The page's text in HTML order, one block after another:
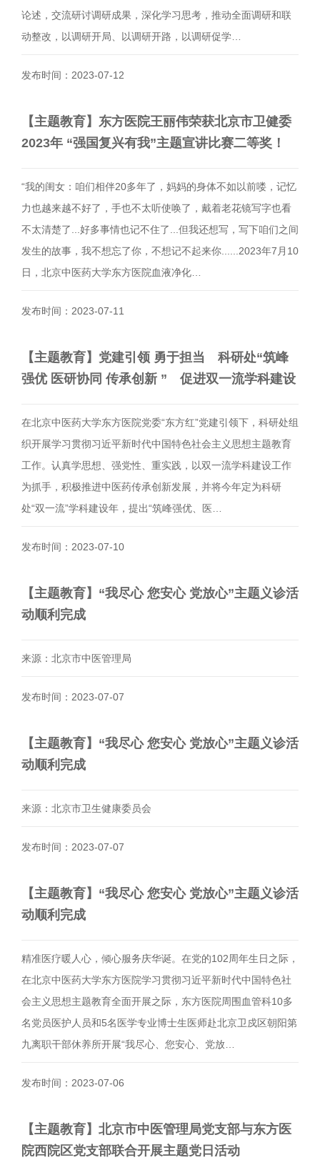
论述，交流研讨调研成果，深化学习思考，推动全面调研和联
动整改，以调研开局、以调研开路，以调研促学…
发布时间：2023-07-12
【主题教育】东方医院王丽伟荣获北京市卫健委
2023年 “强国复兴有我”主题宣讲比赛二等奖！
“我的闺女：咱们相伴20多年了，妈妈的身体不如以前喽，记忆
力也越来越不好了，手也不太听使唤了，戴着老花镜写字也看
不太清楚了...好多事情也记不住了...但我还想写，写下咱们之间
发生的故事，我不想忘了你，不想记不起来你......2023年7月10
日，北京中医药大学东方医院血液净化…
发布时间：2023-07-11
【主题教育】党建引领 勇于担当 科研处“筑峰
强优 医研协同 传承创新 ” 促进双一流学科建设
在北京中医药大学东方医院党委“东方红”党建引领下，科研处组
织开展学习贯彻习近平新时代中国特色社会主义思想主题教育
工作。认真学思想、强党性、重实践，以双一流学科建设工作
为抓手，积极推进中医药传承创新发展，并将今年定为科研
处“双一流”学科建设年，提出“筑峰强优、医…
发布时间：2023-07-10
【主题教育】“我尽心 您安心 党放心”主题义诊活
动顺利完成
来源：北京市中医管理局
发布时间：2023-07-07
【主题教育】“我尽心 您安心 党放心”主题义诊活
动顺利完成
来源：北京市卫生健康委员会
发布时间：2023-07-07
【主题教育】“我尽心 您安心 党放心”主题义诊活
动顺利完成
精准医疗暖人心，倾心服务庆华诞。在党的102周年生日之际，
在北京中医药大学东方医院学习贯彻习近平新时代中国特色社
会主义思想主题教育全面开展之际，东方医院周围血管科10多
名党员医护人员和5名医学专业博士生医师赴北京卫戍区朝阳第
九离职干部休养所开展“我尽心、您安心、党放…
发布时间：2023-07-06
【主题教育】北京市中医管理局党支部与东方医
院西院区党支部联合开展主题党日活动